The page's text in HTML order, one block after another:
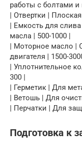
работы с болтами и
| Отвертки |
| Емкость для
масла | 500-1000 |
| Моторное масло |
двигателя | 1500-
| Уплотнительное
300 |
| Герметик | Для
| Ветошь | Для
| Перчатки | Для
Подготовка к